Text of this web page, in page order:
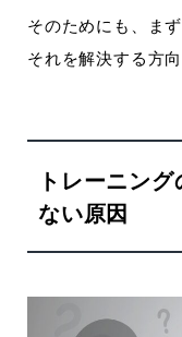
そのためにも、ま
それを解決する方
トレーニン
ない原因